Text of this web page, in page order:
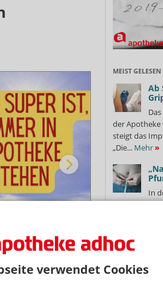
verwendet Cookies
Montage: APOTHEKE ADHOC
bringt Vorteile
Portion Eis hebt
MEIST GELESEN
Ab
der Apotheke
steigt das
„Die... Mehr»
In
neue Trends.
Das